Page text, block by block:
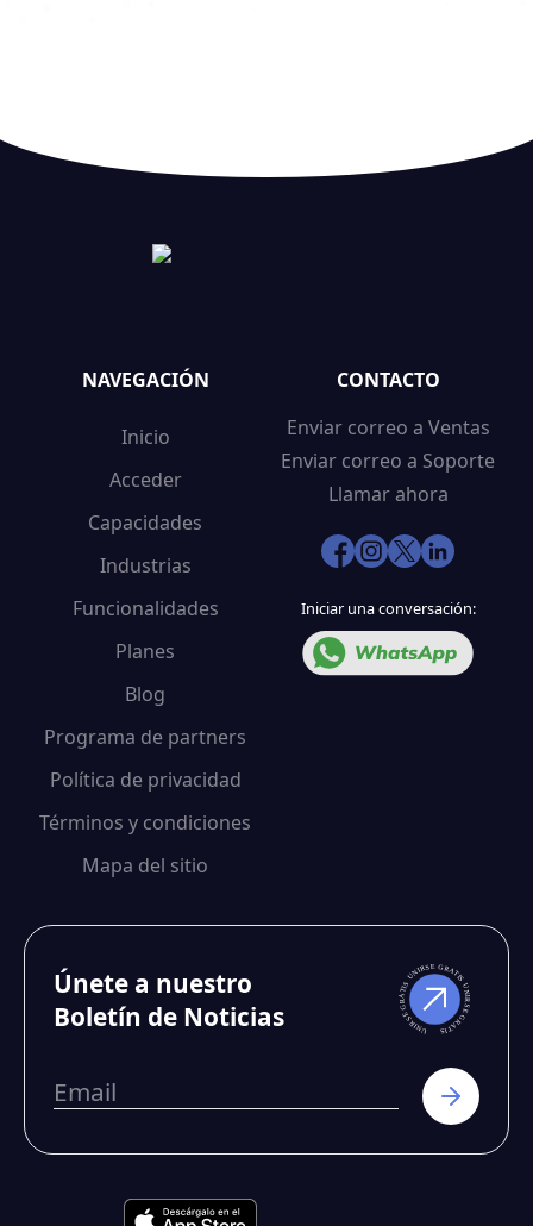
NAVEGACIÓN
Inicio
Acceder
Capacidades
Industrias
Funcionalidades
Planes
Blog
Programa de partners
Política de privacidad
Términos y condiciones
Mapa del sitio
CONTACTO
Enviar correo a Ventas
Enviar correo a Soporte
Llamar ahora
Iniciar una conversación:
Únete a nuestro
Boletín de Noticias